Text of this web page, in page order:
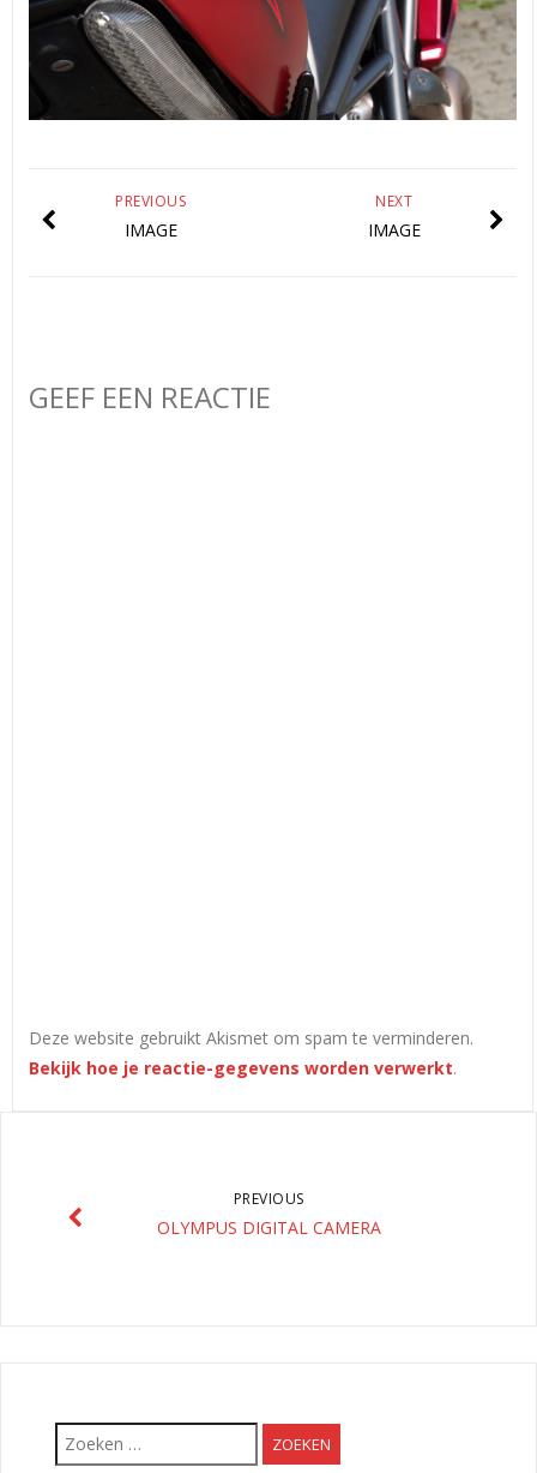
NEXT
IMAGE
PREVIOUS
IMAGE
GEEF EEN REACTIE
Deze website gebruikt Akismet om spam te verminderen.
Bekijk hoe je reactie-gegevens worden verwerkt.
PREVIOUS
OLYMPUS DIGITAL CAMERA
Zoeken
naar: